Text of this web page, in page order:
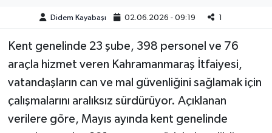
Didem Kayabaşı 02.06.2026 - 09:19 1
Kent genelinde 23 şube, 398 personel ve 76
araçla hizmet veren Kahramanmaraş İtfaiyesi,
vatandaşların can ve mal güvenliğini sağlamak için
çalışmalarını aralıksız sürdürüyor. Açıklanan
verilere göre, Mayıs ayında kent genelinde